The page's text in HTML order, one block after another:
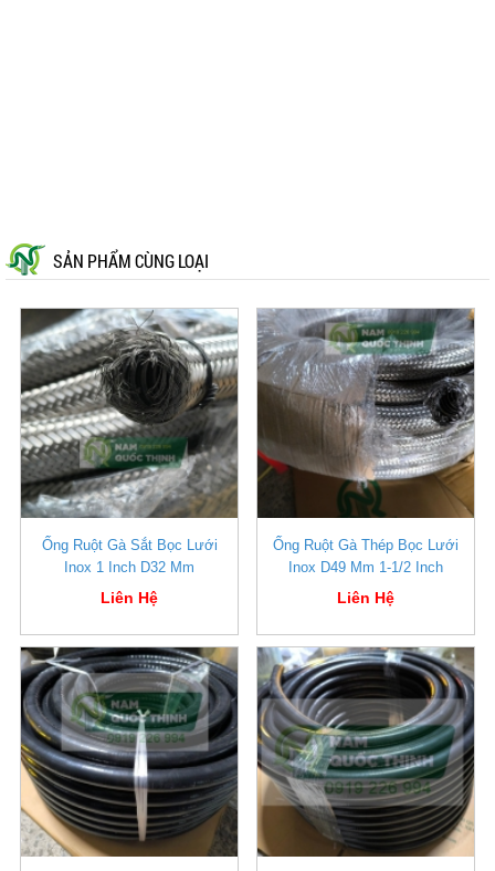
SẢN PHẨM CÙNG LOẠI
Ống Ruột Gà Sắt Bọc Lưới
Inox 1 Inch D32 Mm
Liên Hệ
Ống Ruột Gà Thép Bọc Lưới
Inox D49 Mm 1-1/2 Inch
Liên Hệ